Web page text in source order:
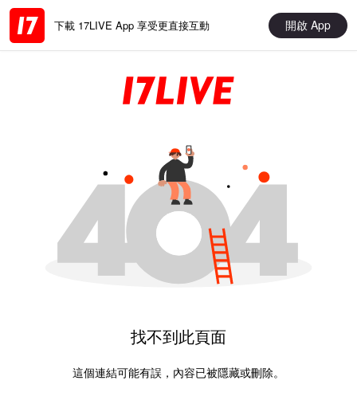
下載 17LIVE App 享受更直接互動 開啟 App
找不到此頁面
這個連結可能有誤，內容已被隱藏或刪除。